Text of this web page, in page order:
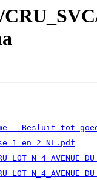
- Besluit tot
LOT N_4_AVENUE
LOT N_4_AVENUE